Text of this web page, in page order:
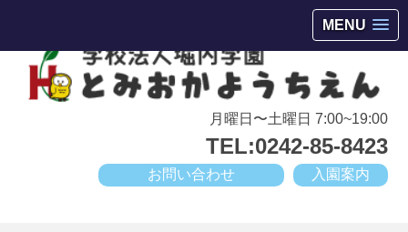
MENU
月曜日〜土曜日 7:00~19:00
TEL:0242-85-8423
入園案内
お問い合わせ